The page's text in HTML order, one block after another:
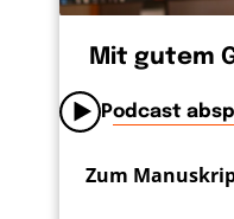
Mit gutem
Podcast
Zum